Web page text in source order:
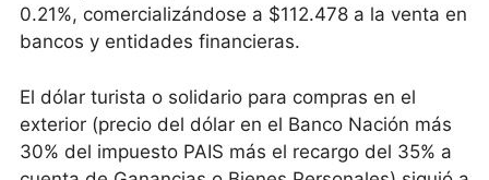
0.21%, comercializándose a $112.478 a la venta en
bancos y entidades financieras.
El dólar turista o solidario para compras en el
exterior (precio del dólar en el Banco Nación más
30% del impuesto PAIS más el recargo del 35% a